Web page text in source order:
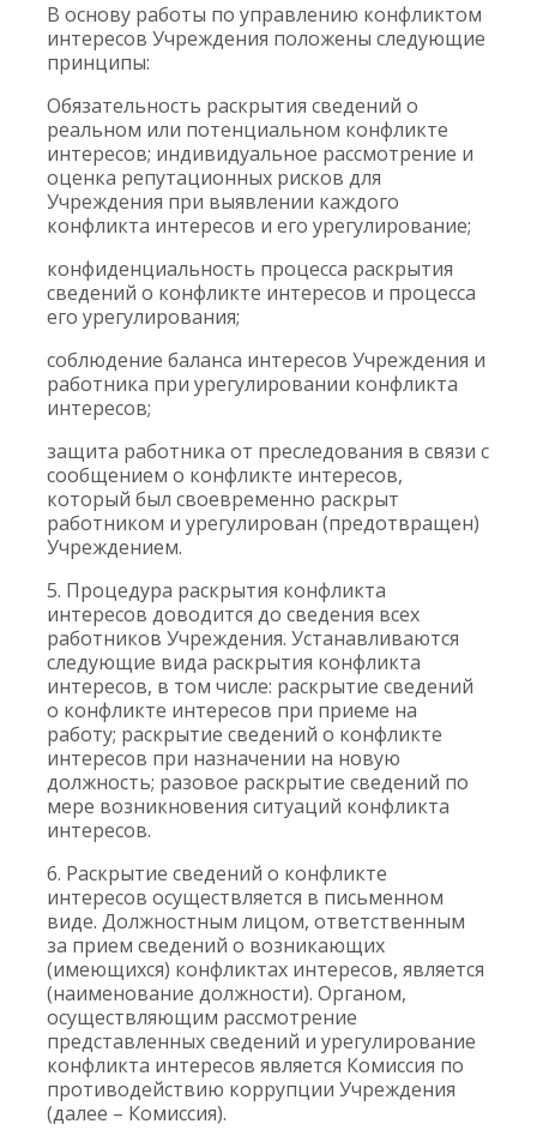
В основу работы по управлению конфликтом
интересов Учреждения положены следующие
принципы:
Обязательность раскрытия сведений о
реальном или потенциальном конфликте
интересов; индивидуальное рассмотрение и
оценка репутационных рисков для
Учреждения при выявлении каждого
конфликта интересов и его урегулирование;
конфиденциальность процесса раскрытия
сведений о конфликте интересов и процесса
его урегулирования;
соблюдение баланса интересов Учреждения и
работника при урегулировании конфликта
интересов;
защита работника от преследования в связи с
сообщением о конфликте интересов,
который был своевременно раскрыт
работником и урегулирован (предотвращен)
Учреждением.
5. Процедура раскрытия конфликта
интересов доводится до сведения всех
работников Учреждения. Устанавливаются
следующие вида раскрытия конфликта
интересов, в том числе: раскрытие сведений
о конфликте интересов при приеме на
работу; раскрытие сведений о конфликте
интересов при назначении на новую
должность; разовое раскрытие сведений по
мере возникновения ситуаций конфликта
интересов.
6. Раскрытие сведений о конфликте
интересов осуществляется в письменном
виде. Должностным лицом, ответственным
за прием сведений о возникающих
(имеющихся) конфликтах интересов, является
(наименование должности). Органом,
осуществляющим рассмотрение
представленных сведений и урегулирование
конфликта интересов является Комиссия по
противодействию коррупции Учреждения
(далее – Комиссия).